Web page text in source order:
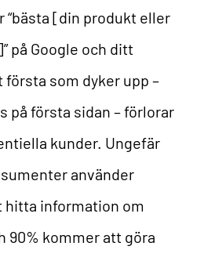
“bästa [din produkt eller
på Google och ditt
som dyker upp –
på första sidan – förlorar
kunder. Ungefär
använder
hitta information om
90% kommer att göra